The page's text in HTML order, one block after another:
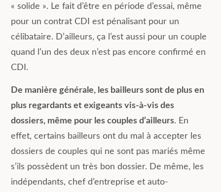
« solide ». Le fait d’être en période d’essai, même
pour un contrat CDI est pénalisant pour un
célibataire. D’ailleurs, ça l’est aussi pour un couple
quand l’un des deux n’est pas encore confirmé en
CDI.
De manière générale, les bailleurs sont de plus en
plus regardants et exigeants vis-à-vis des
dossiers, même pour les couples d’ailleurs. En
effet, certains bailleurs ont du mal à accepter les
dossiers de couples qui ne sont pas mariés même
s’ils possèdent un très bon dossier. De même, les
indépendants, chef d’entreprise et auto-